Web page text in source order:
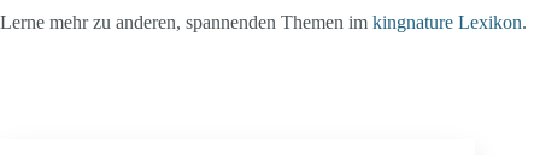
Lerne mehr zu anderen, spannenden Themen im kingnature Lexikon.